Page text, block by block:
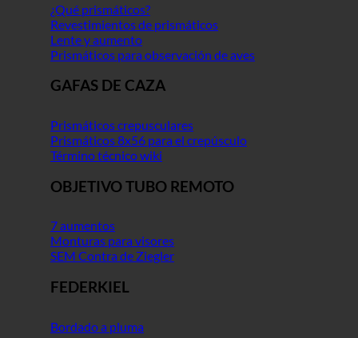
¿Qué prismáticos?
Revestimientos de prismáticos
Lente y aumento
Prismáticos para observación de aves
GAFAS DE CAZA
Prismáticos crepusculares
Prismáticos 8x56 para el crepúsculo
Término técnico wiki
OBJETIVO TUBO REMOTO
7 aumentos
Monturas para visores
SEM Contra de Ziegler
FEDERKIEL
Bordado a pluma